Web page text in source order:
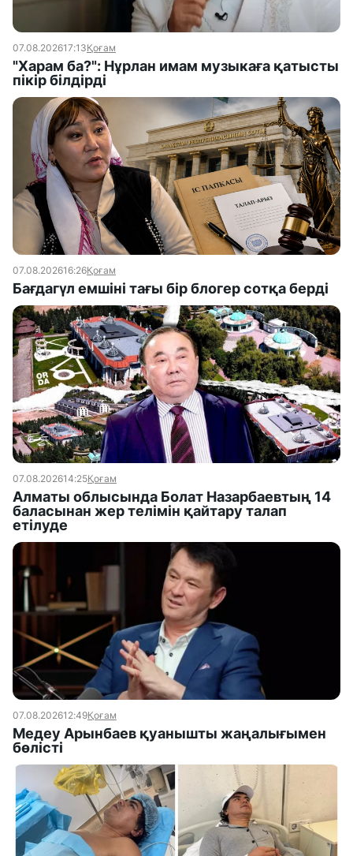
07.08.202617:13Қоғам
"Харам ба?": Нұрлан имам музыкаға қатысты
пікір білдірді
07.08.202616:26Қоғам
Бағдагүл емшіні тағы бір блогер сотқа берді
07.08.202614:25Қоғам
Алматы облысында Болат Назарбаевтың 14
баласынан жер телімін қайтару талап
етілуде
07.08.202612:49Қоғам
Медеу Арынбаев қуанышты жаңалығымен
бөлісті